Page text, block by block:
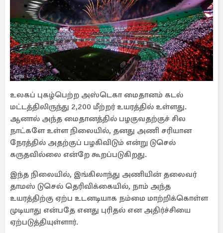
உலகப் புகழ்பெற்ற அஸ்டெகா மைதானம் கடல்
மட்டத்திலிருந்து 2,200 மீற்றர் உயரத்தில் உள்ளது.
ஆனால் அந்த மைதானத்தில் பழகுவதற்குச் சில
நாட்களே உள்ள நிலையில், தனது அணி சரியான
நேரத்தில் அதற்குப் பழகிவிடும் என்று டுசெல்
கருதவில்லை என்றே கூறப்படுகிறது.
இந்த நிலையில், இங்கிலாந்து அணியின் தலைவர்
தாமஸ் டுசெல் தெரிவிக்கையில், நாம் அந்த
உயரத்திற்கு ஏற்ப உடனடியாக நம்மை மாற்றிக்கொள்ள
முடியாது என்பதே எனது புரிதல் என அதிர்ச்சியை
ஏற்படுத்தியுள்ளார்.